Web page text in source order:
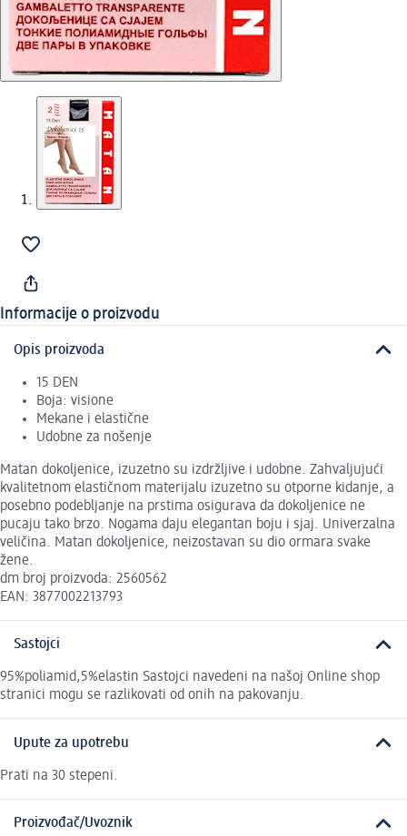
Informacije o proizvodu
Opis proizvoda
15 DEN
Boja: visione
Mekane i elastične
Udobne za nošenje
Matan dokoljenice, izuzetno su izdržljive i udobne. Zahvaljujući
kvalitetnom elastičnom materijalu izuzetno su otporne kidanje, a
posebno podebljanje na prstima osigurava da dokoljenice ne
pucaju tako brzo. Nogama daju elegantan boju i sjaj. Univerzalna
veličina. Matan dokoljenice, neizostavan su dio ormara svake
žene.
dm broj proizvoda: 2560562
EAN: 3877002213793
Sastojci
95%poliamid,5%elastin Sastojci navedeni na našoj Online shop
stranici mogu se razlikovati od onih na pakovanju.
Upute za upotrebu
Prati na 30 stepeni.
Proizvođač/Uvoznik